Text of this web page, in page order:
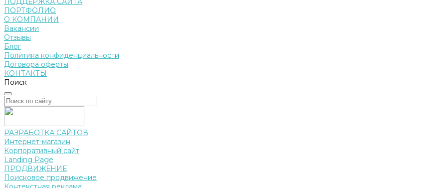
ПОРТФОЛИО
О КОМПАНИИ
Вакансии
Отзывы
Блог
Политика конфиденциальности
Договора оферты
КОНТАКТЫ
Поиск
РАЗРАБОТКА САЙТОВ
Интернет-магазин
Корпоративный сайт
Landing Page
ПРОДВИЖЕНИЕ
Поисковое продвижение